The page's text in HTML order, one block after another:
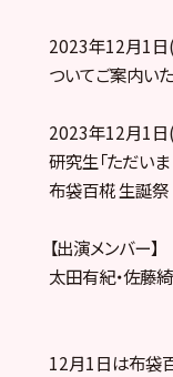
2023年12月1日
ついてご案内いた
2023年12月1日
研究生「ただ
布袋百椛 生誕祭
【出演メンバー】
太田有紀・佐藤
12月1日は布袋